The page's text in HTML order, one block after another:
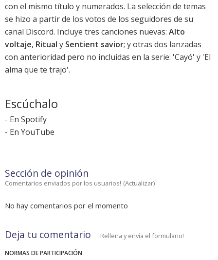
con el mismo título y numerados. La selección de temas
se hizo a partir de los votos de los seguidores de su
canal Discord. Incluye tres canciones nuevas: Alto
voltaje, Ritual y Sentient savior; y otras dos lanzadas
con anterioridad pero no incluidas en la serie: 'Cayó' y 'El
alma que te trajo'.
Escúchalo
- En Spotify
- En YouTube
Sección de opinión
Comentarios enviados por los usuarios! (Actualizar)
No hay comentarios por el momento
Deja tu comentario Rellena y envía el formulario!
NORMAS DE PARTICIPACIÓN